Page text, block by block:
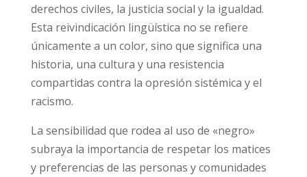
derechos civiles, la justicia social y la igualdad.
Esta reivindicación lingüística no se refiere
únicamente a un color, sino que significa una
historia, una cultura y una resistencia
compartidas contra la opresión sistémica y el
racismo.
La sensibilidad que rodea al uso de «negro»
subraya la importancia de respetar los matices
y preferencias de las personas y comunidades